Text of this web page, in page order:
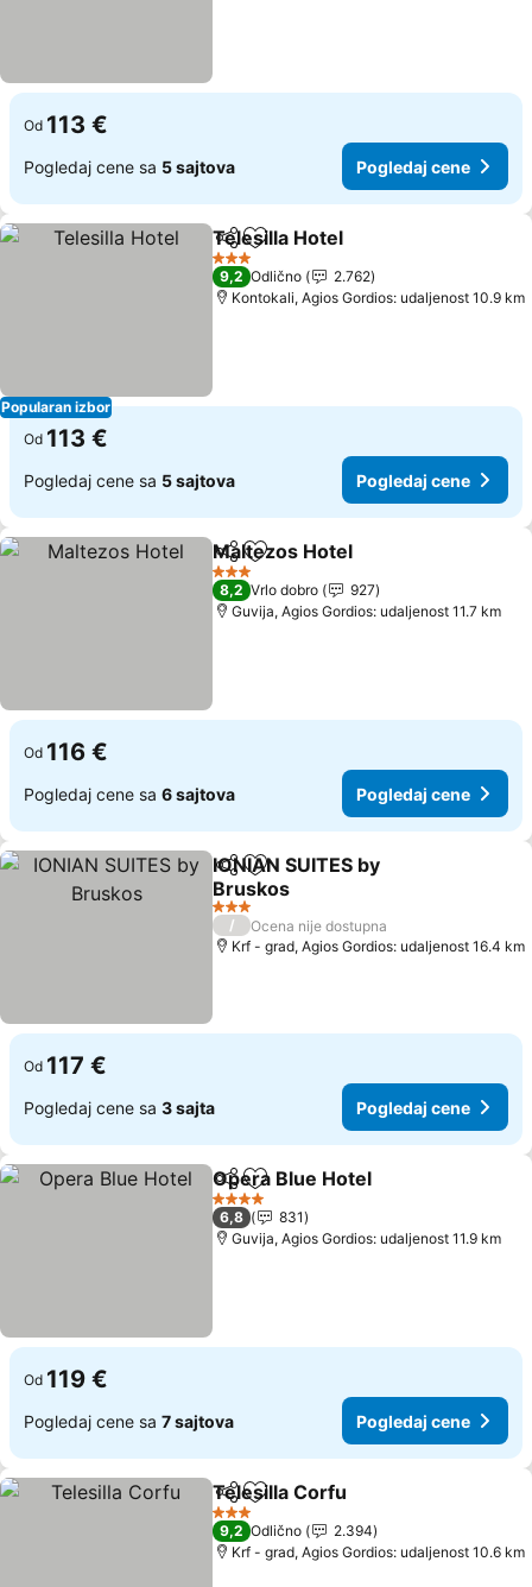
Od 113 €
Pogledaj cene sa 5 sajtova Pogledaj cene
Popularan izbor
Deli Dodati u favorite
Telesilla Hotel
3 Zvezdice
9,2 Odlično
2.762
Kontokali, Agios Gordios: udaljenost 10.9 km
Od 113 €
Pogledaj cene sa 5 sajtova Pogledaj cene
Deli Dodati u favorite
Maltezos Hotel
3 Zvezdice
8,2 Vrlo dobro
927
Guvija, Agios Gordios: udaljenost 11.7 km
Od 116 €
Pogledaj cene sa 6 sajtova Pogledaj cene
Deli Dodati u favorite
IONIAN SUITES by
Bruskos
Pogledaj cene
3 Zvezdice
/
Ocena nije dostupna
Krf - grad, Agios Gordios: udaljenost 16.4 km
Od 117 €
Pogledaj cene sa 3 sajta Pogledaj cene
Deli Dodati u favorite
Opera Blue Hotel
4 Zvezdice
6,8
831
Guvija, Agios Gordios: udaljenost 11.9 km
Od 119 €
Pogledaj cene sa 7 sajtova Pogledaj cene
Deli Dodati u favorite
Telesilla Corfu
3 Zvezdice
9,2 Odlično
2.394
Krf - grad, Agios Gordios: udaljenost 10.6 km